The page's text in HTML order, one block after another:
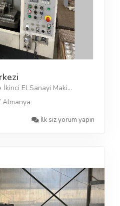
El Sanayi Maki...
İlk siz yorum yapın